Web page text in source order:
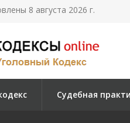
8 августа 2026 г.
Судебная